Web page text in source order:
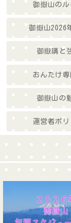
御嶽山のル
御嶽山2026
御嶽講と
おんたけ
御嶽山の
運営者ポリ